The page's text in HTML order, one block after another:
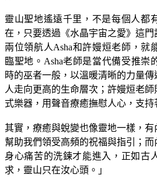
靈山聖地遙遠千里，不是每個人都
在，只要透過《水晶宇宙之愛》這
兩位領航人Asha和許嫚烜老師，就
臨聖地。 Asha老師是當代備受推崇
時的巫者一般，以溫暖清晰的力量
人走向更高的生命層次；許嫚烜老
式樂器，用聲音療癒撫慰人心，支持
其實，療癒與蛻變也像靈地一樣，有
幫助我們領受高頻的祝福與指引；
身心痛苦的洗鍊才能進入，正如古
求，靈山只在汝心頭。」